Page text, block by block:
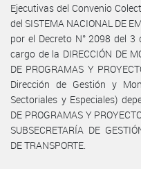
Ejecutivas del Convenio
del SISTEMA NACIONAL DE
por el Decreto N° 2098 del
cargo de la DIRECCIÓN DE
DE PROGRAMAS Y
Dirección de Gestión y
Sectoriales y Especiales)
DE PROGRAMAS Y
SUBSECRETARÍA DE
DE TRANSPORTE.